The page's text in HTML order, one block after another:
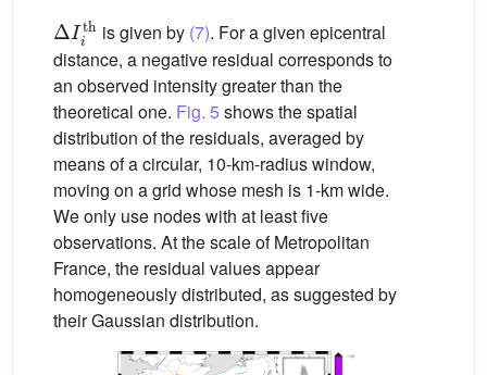
th
is given by (7). For a given epicentral
distance, a negative residual corresponds to
an observed intensity greater than the
theoretical one. Fig. 5 shows the spatial
distribution of the residuals, averaged by
means of a circular, 10-km-radius window,
moving on a grid whose mesh is 1-km wide.
We only use nodes with at least five
observations. At the scale of Metropolitan
France, the residual values appear
homogeneously distributed, as suggested by
their Gaussian distribution.